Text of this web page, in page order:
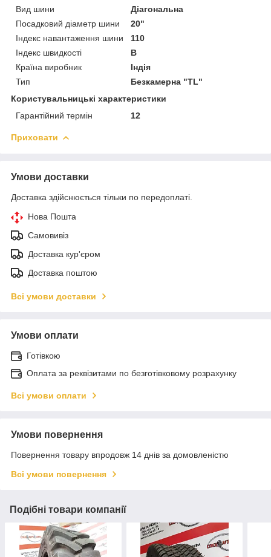
Вид шини
Діагональна
Посадковий діаметр шини
20"
Індекс навантаження шини
110
Індекс швидкості
B
Країна виробник
Індія
Тип
Безкамерна "TL"
Користувальницькі характеристики
Гарантійний термін
12
Приховати
Умови доставки
Доставка здійснюється тільки по передоплаті.
Нова Пошта
Самовивіз
Доставка кур'єром
Доставка поштою
Всі умови доставки
Умови оплати
Готівкою
Оплата за реквізитами по безготівковому розрахунку
Всі умови оплати
Умови повернення
Повернення товару впродовж 14 днів за домовленістю
Всі умови повернення
Подібні товари компанії